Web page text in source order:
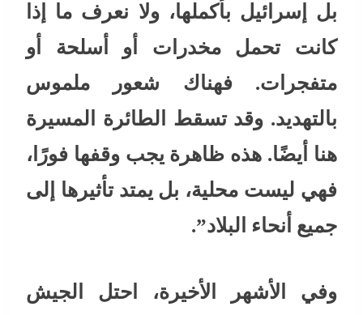
بل إسرائيل بأكملها، ولا نعرف ما إذا
كانت تحمل مخدرات أو أسلحة أو
متفجرات. فهناك شعور ملموس
بالتهديد. وقد تسقط الطائرة المسيرة
هنا أيضًا. هذه ظاهرة يجب وقفها فورًا،
فهي ليست محلية، بل يمتد تأثيرها إلى
جميع أنحاء البلاد”.
وفي الأشهر الأخيرة، احتل الجيش